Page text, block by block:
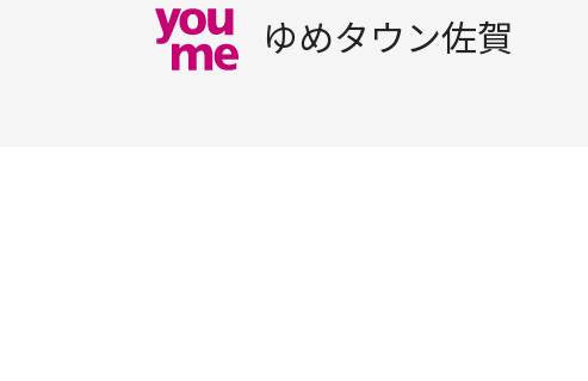
ゆめタウン佐賀